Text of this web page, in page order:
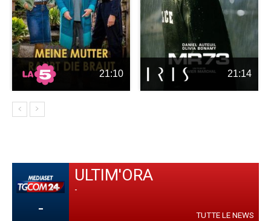
21:10 21:14
-
ULTIM'ORA
-
TUTTE LE NEWS